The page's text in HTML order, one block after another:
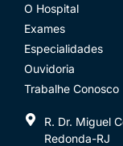
O Hospital
Exames
Especialidades
Ouvidoria
Trabalhe Conosco
R. Dr. Miguel
Redonda-RJ